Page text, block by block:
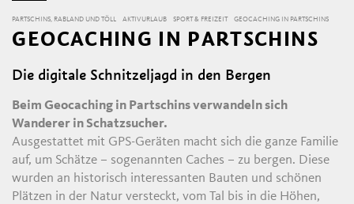
PARTSCHINS, RABLAND UND TÖLL AKTIVURLAUB SPORT & FREIZEIT GEOCACHING IN PARTSCHINS
GEOCACHING IN PARTSCHINS
Die digitale Schnitzeljagd in den Bergen
Beim Geocaching in Partschins verwandeln sich
Wanderer in Schatzsucher.
Ausgestattet mit GPS-Geräten macht sich die ganze Familie
auf, um Schätze – sogenannten Caches – zu bergen. Diese
wurden an historisch interessanten Bauten und schönen
Plätzen in der Natur versteckt, vom Tal bis in die Höhen,